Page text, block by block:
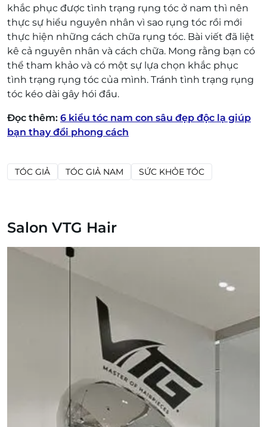
khắc phục được tình trạng rụng tóc ở nam thì nên
thực sự hiểu nguyên nhân vì sao rụng tóc rồi mới
thực hiện những cách chữa rụng tóc. Bài viết đã liệt
kê cả nguyên nhân và cách chữa. Mong rằng bạn có
thể tham khảo và có một sự lựa chọn khắc phục
tình trạng rụng tóc của mình. Tránh tình trạng rụng
tóc kéo dài gây hói đầu.
Đọc thêm: 6 kiểu tóc nam con sâu đẹp độc lạ giúp
bạn thay đổi phong cách
TÓC GIẢ TÓC GIẢ NAM SỨC KHỎE TÓC
Salon VTG Hair